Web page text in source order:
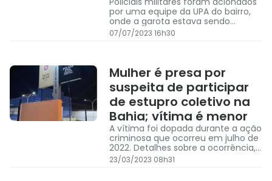
por uma equipe da UPA do bairro,
onde a garota estava sendo
atendida
07/07/2023 16h30
Mulher é presa por
suspeita de participar
de estupro coletivo na
Bahia; vítima é menor
A vítima foi dopada durante a ação
criminosa que ocorreu em julho de
2022. Detalhes sobre a ocorrência,
conforme a PC, não estão sendo
divulgados, porque o inquérito
23/03/2023 08h31